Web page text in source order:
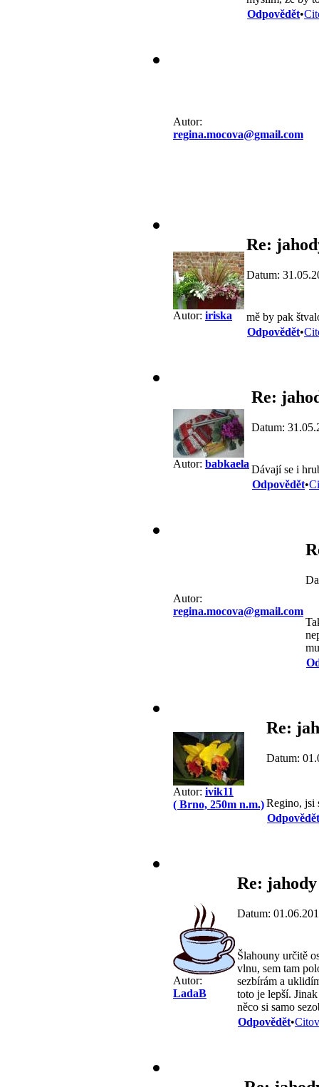
Odpovědět•
Autor:
regina.mocova@gmail.com
Autor: iriska
Re:
Datum:
mě by pak
Odpovědět•
Autor: babkaela
Re:
Datum:
Dávají se i
Odpovědět•
Autor:
regina.mocova@gmail.com
Autor: ivik11
( Brno, 250m n.m.)
Re:
Datum:
Regino, jsi
Odpovědět
Autor:
LadaB
Re: jahody
Datum:
Šlahouny určitě
vlnu, sem tam
sezbírám a
toto je lepší.
něco si samo
Odpovědět•